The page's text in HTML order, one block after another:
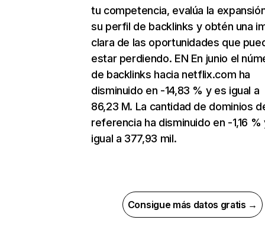
tu competencia, evalúa la
su perfil de backlinks y obtén una
clara de las oportunidades que
estar perdiendo. EN En junio el
de backlinks hacia netflix.com ha
disminuido en -14,83 % y es igual a
86,23 M. La cantidad de dominios
referencia ha disminuido en -1,16 %
igual a 377,93 mil.
Consigue más datos gratis →